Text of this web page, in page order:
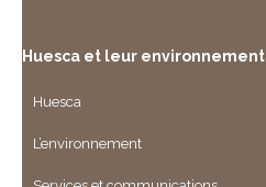
Huesca et leur environnement
Huesca
L’environnement